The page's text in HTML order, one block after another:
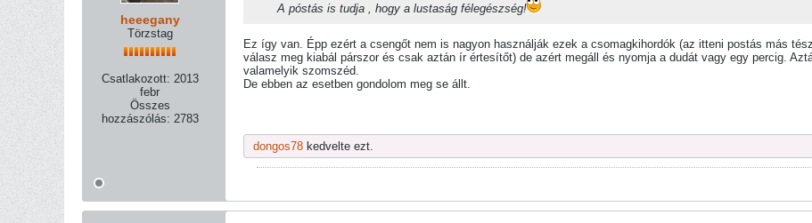
heeegany
Törzstag
Csatlakozott: 2013
febr
Összes
hozzászólás: 2783
A póstás is tudja , hogy a lustaság félegészség!
Ez így van. Épp ezért a csengőt nem is nagyon használják ezek a csomagkihordók (az itteni postás más
válasz meg kiabál párszor és csak aztán ír értesítőt) de azért megáll és nyomja a dudát vagy egy percig.
valamelyik szomszéd.
De ebben az esetben gondolom meg se állt.
dongos78 kedvelte ezt.